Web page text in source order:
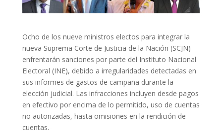
Ocho de los nueve ministros electos para integrar la
nueva Suprema Corte de Justicia de la Nación (SCJN)
enfrentarán sanciones por parte del Instituto Nacional
Electoral (INE), debido a irregularidades detectadas en
sus informes de gastos de campaña durante la
elección judicial. Las infracciones incluyen desde pagos
en efectivo por encima de lo permitido, uso de cuentas
no autorizadas, hasta omisiones en la rendición de
cuentas.